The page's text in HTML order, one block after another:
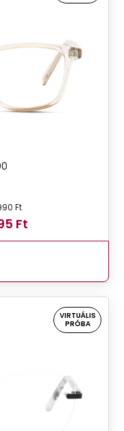
Ft
Ft
VIRTUÁLIS
PRÓBA